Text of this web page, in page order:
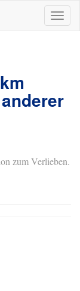
ein-/
zum Verlieben.